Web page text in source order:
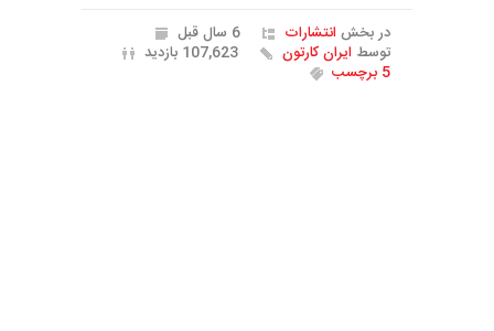
در بخش انتشارات
6 سال قبل
توسط ایران کارتون
107,623 بازدید
5 برچسب